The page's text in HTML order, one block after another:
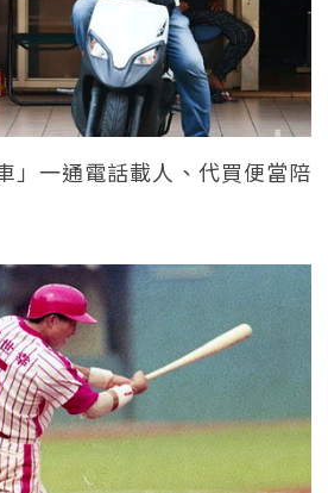
」一通電話載人、代買便當陪